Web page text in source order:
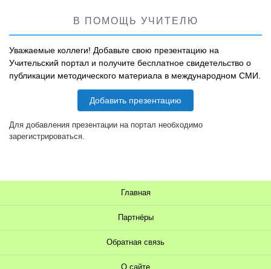
В ПОМОЩЬ УЧИТЕЛЮ
Уважаемые коллеги! Добавьте свою презентацию на
Учительский портал и получите бесплатное свидетельство о
публикации методического материала в международном СМИ.
Добавить презентацию
Для добавления презентации на портал необходимо
зарегистрироваться.
Главная
Партнёры
Обратная связь
О сайте